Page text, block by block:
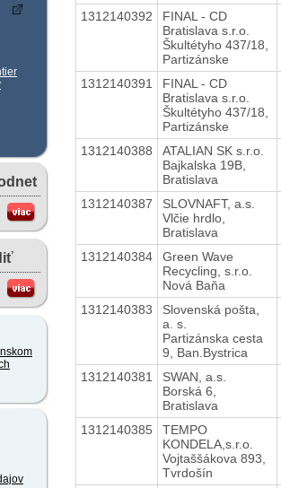
1312140392
FINAL - CD
Bratislava s.r.o.
Škultétyho 437/18,
Partizánske
1312140391
FINAL - CD
Bratislava s.r.o.
Škultétyho 437/18,
Partizánske
1312140388
ATALIAN SK s.r.o.
Bajkalska 19B,
Bratislava
1312140387
SLOVNAFT, a.s.
Vlčie hrdlo,
Bratislava
1312140384
Green Wave
Recycling, s.r.o.
Nová Baňa
1312140383
Slovenská pošta,
a. s.
Partizánska cesta
9, Ban.Bystrica
1312140381
SWAN, a.s.
Borská 6,
Bratislava
1312140385
TEMPO
KONDELA,s.r.o.
Vojtaššákova 893,
Tvrdošín